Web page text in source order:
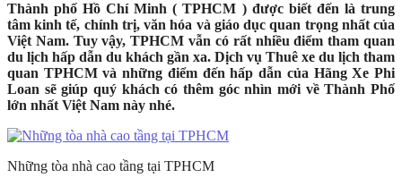
Thành phố Hồ Chí Minh ( TPHCM ) được biết đến là trung
tâm kinh tế, chính trị, văn hóa và giáo dục quan trọng nhất của
Việt Nam. Tuy vậy, TPHCM vẫn có rất nhiều điểm tham quan
du lịch hấp dẫn du khách gần xa. Dịch vụ Thuê xe du lịch tham
quan TPHCM và những điểm đến hấp dẫn của Hãng Xe Phi
Loan sẽ giúp quý khách có thêm góc nhìn mới về Thành Phố
lớn nhất Việt Nam này nhé.
Những tòa nhà cao tầng tại TPHCM